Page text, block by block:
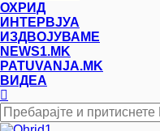
ОХРИД
ИНТЕРВЈУА
ИЗДВОЈУВАМЕ
NEWS1.MK
PATUVANJA.MK
ВИДЕА